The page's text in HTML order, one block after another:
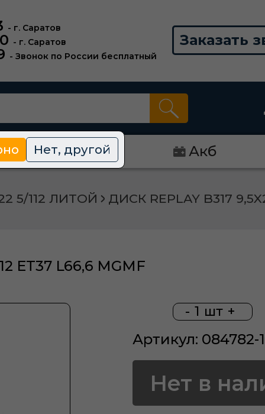
- г. Саратов
- г. Саратов
- Звонок по России бесплатный
Заказать
Нет, другой
Диски Акб
5/112 ЛИТОЙ ДИСК REPLAY B317
ET37 L66,6 MGMF
- 1 шт +
Артикул: 084782-
Нет в